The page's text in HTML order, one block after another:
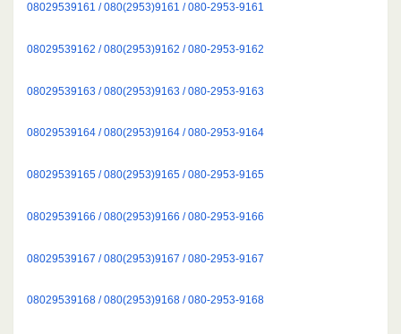
08029539161 / 080(2953)9161 / 080-2953-9161
08029539162 / 080(2953)9162 / 080-2953-9162
08029539163 / 080(2953)9163 / 080-2953-9163
08029539164 / 080(2953)9164 / 080-2953-9164
08029539165 / 080(2953)9165 / 080-2953-9165
08029539166 / 080(2953)9166 / 080-2953-9166
08029539167 / 080(2953)9167 / 080-2953-9167
08029539168 / 080(2953)9168 / 080-2953-9168